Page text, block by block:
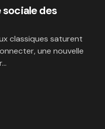
sociale des
classiques saturent
une nouvelle